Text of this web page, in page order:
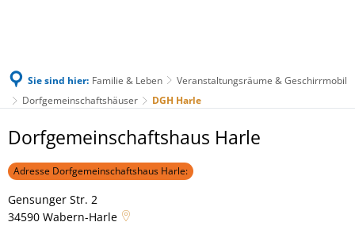
Sie sind hier: Familie & Leben
Veranstaltungsräume & Geschirrmobil
Dorfgemeinschaftshäuser
DGH Harle
DGH
Harle
Dorfgemeinschaftshaus Harle
Adresse Dorfgemeinschaftshaus Harle:
Gensunger Str. 2
34590 Wabern-Harle